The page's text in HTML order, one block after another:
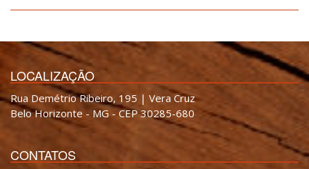
LOCALIZAÇÃO
Rua Demétrio Ribeiro, 195 | Vera Cruz
Belo Horizonte - MG - CEP 30285-680
CONTATOS